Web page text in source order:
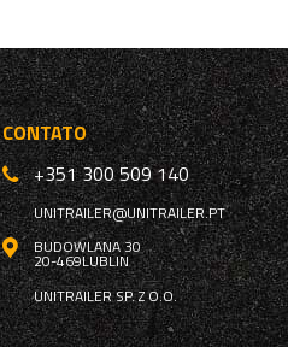
CONTATO
+351 300 509 140
UNITRAILER@UNITRAILER.PT
BUDOWLANA 30
20-469LUBLIN
UNITRAILER SP. Z O.O.